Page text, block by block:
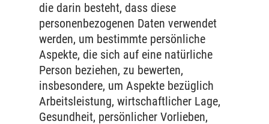
die darin besteht, dass diese
personenbezogenen Daten verwendet
werden, um bestimmte persönliche
Aspekte, die sich auf eine natürliche
Person beziehen, zu bewerten,
insbesondere, um Aspekte bezüglich
Arbeitsleistung, wirtschaftlicher Lage,
Gesundheit, persönlicher Vorlieben,